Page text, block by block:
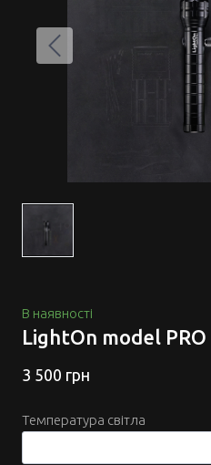
В наявності
LightOn model PRO
3 500 грн
Температура світла